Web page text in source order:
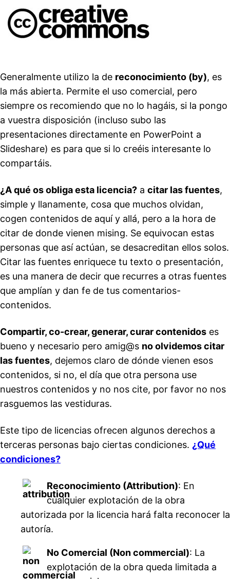
Generalmente utilizo la de reconocimiento (by), es
la más abierta. Permite el uso comercial, pero
siempre os recomiendo que no lo hagáis, si la pongo
a vuestra disposición (incluso subo las
presentaciones directamente en PowerPoint a
Slideshare) es para que si lo creéis interesante lo
compartáis.
¿A qué os obliga esta licencia? a citar las fuentes,
simple y llanamente, cosa que muchos olvidan,
cogen contenidos de aquí y allá, pero a la hora de
citar de donde vienen mising. Se equivocan estas
personas que así actúan, se desacreditan ellos solos.
Citar las fuentes enriquece tu texto o presentación,
es una manera de decir que recurres a otras fuentes
que amplían y dan fe de tus comentarios-
contenidos.
Compartir, co-crear, generar, curar contenidos es
bueno y necesario pero amig@s no olvidemos citar
las fuentes, dejemos claro de dónde vienen esos
contenidos, si no, el día que otra persona use
nuestros contenidos y no nos cite, por favor no nos
rasguemos las vestiduras.
Este tipo de licencias ofrecen algunos derechos a
terceras personas bajo ciertas condiciones. ¿Qué
condiciones?
Reconocimiento (Attribution): En
cualquier explotación de la obra
autorizada por la licencia hará falta reconocer la
autoría.
No Comercial (Non commercial): La
explotación de la obra queda limitada a